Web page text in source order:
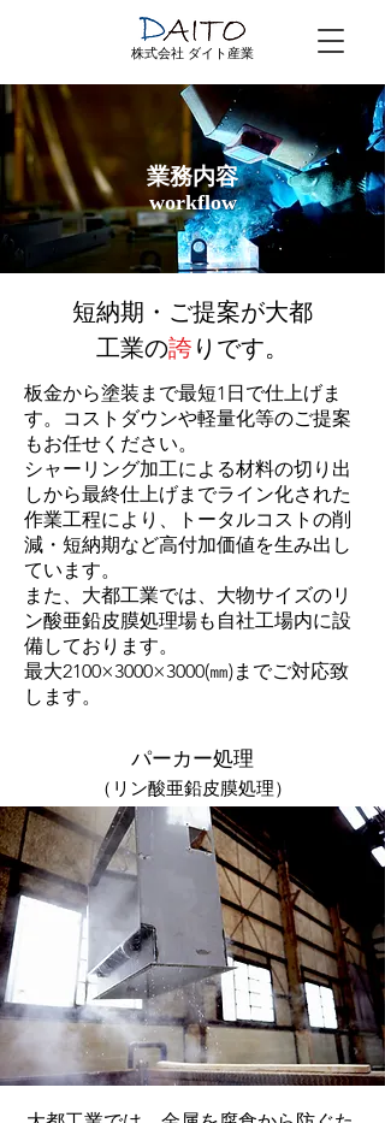
株式会社 ダイト産業
業務内容
workflow
短納期・ご提案が大都
工業の誇りです。
板金から塗装まで最短1日で仕上げま
す。コストダウンや軽量化等のご提案
もお任せください。
シャーリング加工による材料の切り出
しから最終仕上げまでライン化された
作業工程により、トータルコストの削
減・短納期など高付加価値を生み出し
ています。
​また、大都工業では、大物サイズのリ
ン酸亜鉛皮膜処理場も自社工場内に設
備しております。
​最大2100×3000×3000(㎜)までご対応致
します。
​パーカー処理
（リン酸亜鉛皮膜処理）